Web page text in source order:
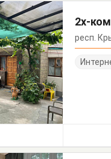
2х-
респ.